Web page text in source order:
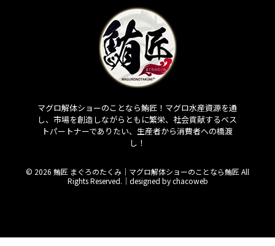
マグロ解体ショーのことなら鮪匠！マグロ水産資源を通
し、市場を創造しながらともに繁栄、社会貢献するベス
トパートナーでありたい、生産者から消費者への橋渡
し！
© 2026 鮪匠 まぐろのたくみ｜マグロ解体ショーのことなら鮪匠 All
Rights Reserved.｜ designed by chacoweb